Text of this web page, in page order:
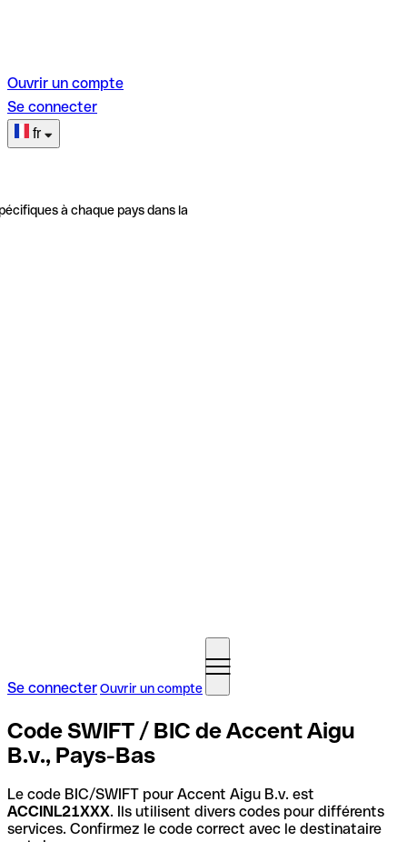
Ouvrir un compte
Se connecter
fr
à chaque pays dans la
Se connecterOuvrir un compte
Code SWIFT / BIC de Accent Aigu
B.v., Pays-Bas
Le code BIC/SWIFT pour Accent Aigu B.v. est
ACCINL21XXX. Ils utilisent divers codes pour différents
services. Confirmez le code correct avec le destinataire